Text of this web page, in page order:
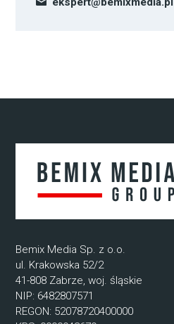
Bemix Media Sp. z o.o.
ul. Krakowska 52/2
41-808 Zabrze, woj. śląskie
NIP: 6482807571
REGON: 52078720400000